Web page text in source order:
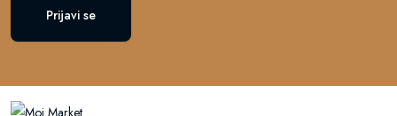
Prijavi se